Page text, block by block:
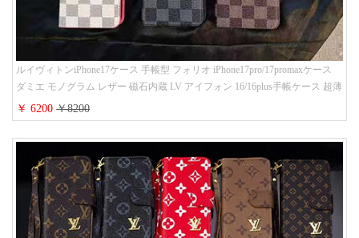
ルイヴィトンiPhone17ケース 手帳型 フォリオ iPhone17pro/17promaxケース
ダミエ モノグラム レザー 磁石内蔵 LV アイフォン 16/16plus手帳ケース 超薄
ビジネス風 メンズ レディース おしゃれ ブランドiphone15/14/13手帳型スマ
ホケース お 揃い
￥ 6200￥8200